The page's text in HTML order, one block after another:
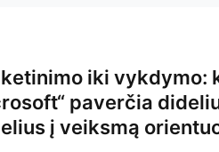
ketinimo iki vykdymo:
paverčia
į veiksmą